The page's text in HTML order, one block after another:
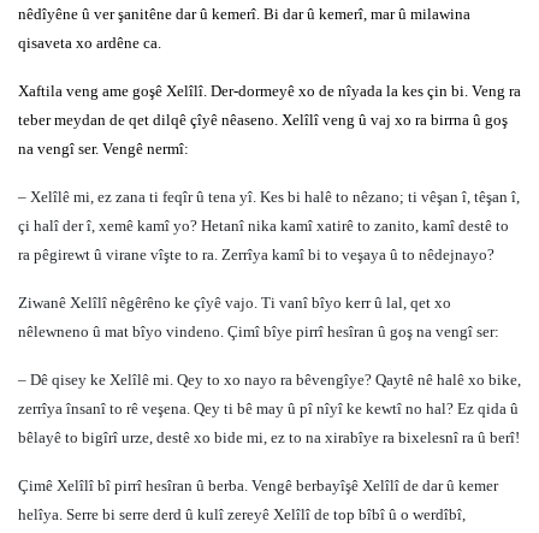
nêdîyêne û ver şanitêne dar û kemerî. Bi dar û kemerî, mar û milawina
qisaveta xo ardêne ca.
Xaftila veng ame goşê Xelîlî. Der-dormeyê xo de nîyada la kes çin bi. Veng ra
teber meydan de qet dilqê çîyê nêaseno. Xelîlî veng û vaj xo ra birrna û goş
na vengî ser. Vengê nermî:
– Xelîlê mi, ez zana ti feqîr û tena yî. Kes bi halê to nêzano; ti vêşan î, têşan î,
çi halî der î, xemê kamî yo? Hetanî nika kamî xatirê to zanito, kamî destê to
ra pêgirewt û virane vîşte to ra. Zerrîya kamî bi to veşaya û to nêdejnayo?
Ziwanê Xelîlî nêgêrêno ke çîyê vajo. Ti vanî bîyo kerr û lal, qet xo
nêlewneno û mat bîyo vindeno. Çimî bîye pirrî hesîran û goş na vengî ser:
– Dê qisey ke Xelîlê mi. Qey to xo nayo ra bêvengîye? Qaytê nê halê xo bike,
zerrîya însanî to rê veşena. Qey ti bê may û pî nîyî ke kewtî no hal? Ez qida û
bêlayê to bigîrî urze, destê xo bide mi, ez to na xirabîye ra bixelesnî ra û berî!
Çimê Xelîlî bî pirrî hesîran û berba. Vengê berbayîşê Xelîlî de dar û kemer
helîya. Serre bi serre derd û kulî zereyê Xelîlî de top bîbî û o werdîbî,